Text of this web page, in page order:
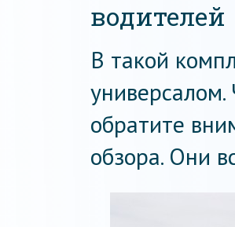
водителей
В такой
универсалом.
обратите
обзора. Они